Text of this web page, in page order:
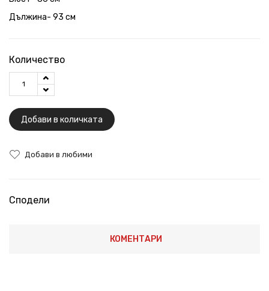
Дължина- 93 см
Количество
Добави в количката
Добави в любими
Сподели
КОМЕНТАРИ